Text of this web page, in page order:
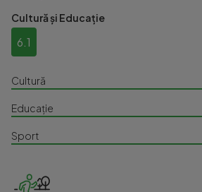
Cultură și Educație
6.1
Cultură
Educație
Sport